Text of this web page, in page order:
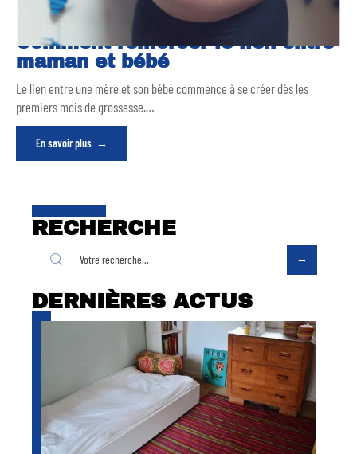
Comment renforcer le lien entre
maman et bébé
Le lien entre une mère et son bébé commence à se créer dès les
premiers mois de grossesse.…
En savoir plus
RECHERCHE
DERNIÈRES ACTUS